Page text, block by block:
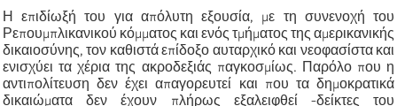
Η επιδίωξή του για απόλυτη εξουσία, με τη συνενοχή του
Ρεπουμπλικανικού κόμματος και ενός τμήματος της αμερικανικής
δικαιοσύνης, τον καθιστά επίδοξο αυταρχικό και νεοφασίστα και
ενισχύει τα χέρια της ακροδεξιάς παγκοσμίως. Παρόλο που η
αντιπολίτευση δεν έχει απαγορευτεί και που τα δημοκρατικά
δικαιώματα δεν έχουν πλήρως εξαλειφθεί -δείκτες του